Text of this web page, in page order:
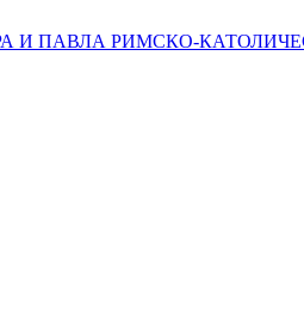
И ПАВЛА РИМСКО-